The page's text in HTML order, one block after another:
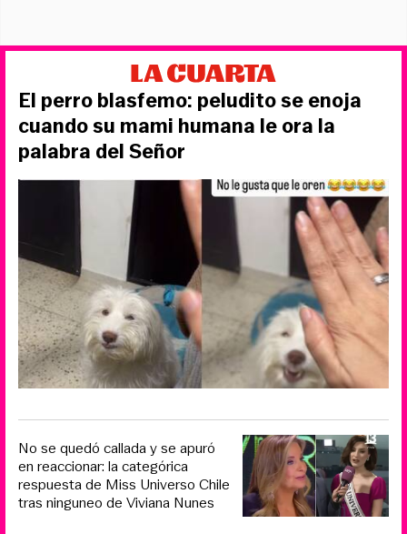
El perro blasfemo: peludito se enoja
cuando su mami humana le ora la
palabra del Señor
No se quedó callada y se apuró
en reaccionar: la categórica
respuesta de Miss Universo Chile
tras ninguneo de Viviana Nunes